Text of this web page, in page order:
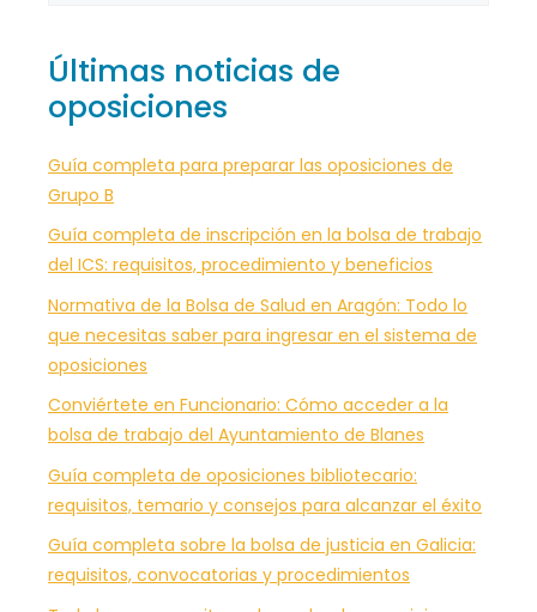
Últimas noticias de
oposiciones
Guía completa para preparar las oposiciones de
Grupo B
Guía completa de inscripción en la bolsa de trabajo
del ICS: requisitos, procedimiento y beneficios
Normativa de la Bolsa de Salud en Aragón: Todo lo
que necesitas saber para ingresar en el sistema de
oposiciones
Conviértete en Funcionario: Cómo acceder a la
bolsa de trabajo del Ayuntamiento de Blanes
Guía completa de oposiciones bibliotecario:
requisitos, temario y consejos para alcanzar el éxito
Guía completa sobre la bolsa de justicia en Galicia:
requisitos, convocatorias y procedimientos